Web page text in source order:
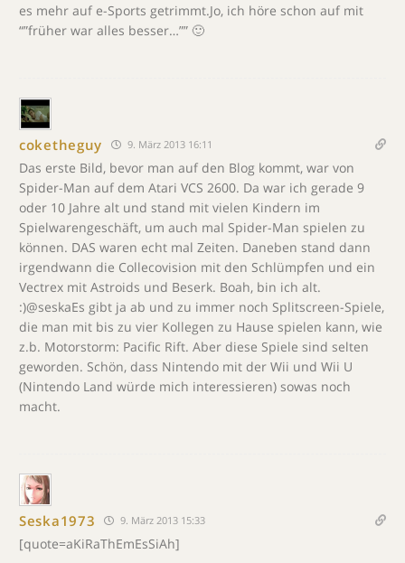
es mehr auf e-Sports getrimmt.Jo, ich höre schon auf mit
“”früher war alles besser…”” 🙂
coketheguy 9. März 2013 16:11
Das erste Bild, bevor man auf den Blog kommt, war von
Spider-Man auf dem Atari VCS 2600. Da war ich gerade 9
oder 10 Jahre alt und stand mit vielen Kindern im
Spielwarengeschäft, um auch mal Spider-Man spielen zu
können. DAS waren echt mal Zeiten. Daneben stand dann
irgendwann die Collecovision mit den Schlümpfen und ein
Vectrex mit Astroids und Beserk. Boah, bin ich alt.
:)@seskaEs gibt ja ab und zu immer noch Splitscreen-Spiele,
die man mit bis zu vier Kollegen zu Hause spielen kann, wie
z.b. Motorstorm: Pacific Rift. Aber diese Spiele sind selten
geworden. Schön, dass Nintendo mit der Wii und Wii U
(Nintendo Land würde mich interessieren) sowas noch
macht.
Seska1973 9. März 2013 15:33
[quote=aKiRaThEmEsSiAh]